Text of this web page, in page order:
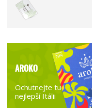
AROKO
Ochutnejte tu
nejlepší Itálii